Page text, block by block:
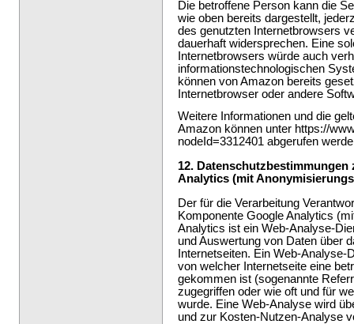
Die betroffene Person kann die
wie oben bereits dargestellt,
des genutzten Internetbrowsers
dauerhaft widersprechen. Eine
Internetbrowsers würde auch
informationstechnologischen
können von Amazon bereits
Internetbrowser oder andere
Weitere Informationen und die
Amazon können unter https://
nodeId=3312401 abgerufen
12.
Analytics (mit
Der für die Verarbeitung
Komponente Google Analytics
Analytics ist ein Web-Analyse-
und Auswertung von Daten über
Internetseiten. Ein Web-
von welcher Internetseite eine
gekommen ist (sogenannte
zugegriffen oder wie oft und für
wurde. Eine Web-Analyse wird
und zur Kosten-Nutzen-Analyse